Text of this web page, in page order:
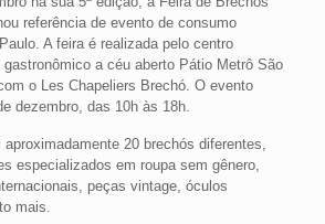
referência de evento de consumo
A feira é realizada pelo centro
a céu aberto Pátio Metrô São
o Les Chapeliers Brechó. O evento
dezembro, das 10h às 18h.
20 brechós diferentes,
especializados em roupa sem gênero,
peças vintage, óculos
mais.